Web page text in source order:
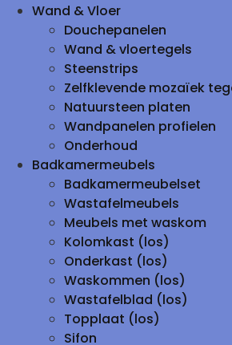
Wand & Vloer
Douchepanelen
Wand & vloertegels
Steenstrips
Zelfklevende mozaïek
Natuursteen platen
Wandpanelen profielen
Onderhoud
Badkamermeubels
Badkamermeubelset
Wastafelmeubels
Meubels met waskom
Kolomkast (los)
Onderkast (los)
Waskommen (los)
Wastafelblad (los)
Topplaat (los)
Sifon